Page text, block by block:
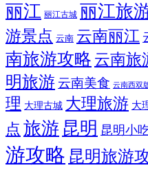
丽江 丽江古城 丽江旅
游景点 云南 云南丽江
南旅游攻略 云南旅
明旅游 云南美食 云南西双
理 大理古城 大理旅游 大
点 旅游 昆明 昆明小
游攻略 昆明旅游